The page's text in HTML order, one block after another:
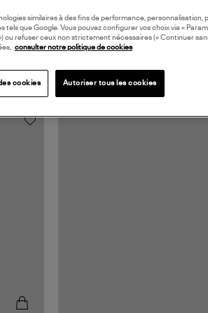
similaires à des fins de performance, personnalisation,
que Google. Vous pouvez configurer vos choix via «
ou refuser ceux non strictement nécessaires (« Continuer
consulter notre politique de cookies
cookies Autoriser tous les cookies